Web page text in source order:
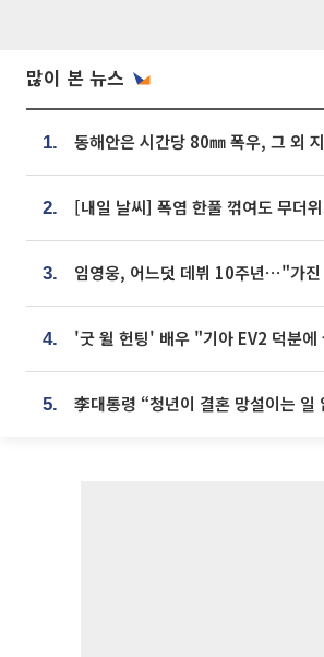
많이 본 뉴스
1.
2.
3.
4.
5.